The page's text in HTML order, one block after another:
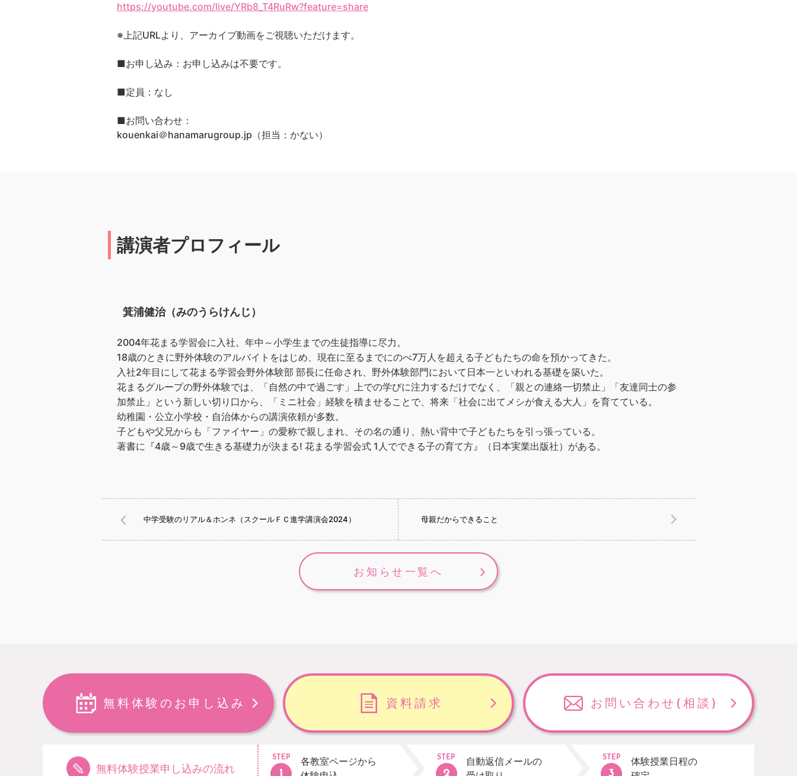
https://youtube.com/live/YRb8_T4RuRw?feature=share
※上記URLより、アーカイブ動画をご視聴いただけます。
■お申し込み：お申し込みは不要です。
■定員：なし
■お問い合わせ：
kouenkai＠hanamarugroup.jp（担当：かない）
講演者プロフィール
箕浦健治（みのうらけんじ）
2004年花まる学習会に入社。年中～小学生までの生徒指導に尽力。
18歳のときに野外体験のアルバイトをはじめ、現在に至るまでにのべ7万人を超える子どもたちの命を預かってきた。
入社2年目にして花まる学習会野外体験部 部長に任命され、野外体験部門において日本一といわれる基礎を築いた。
花まるグループの野外体験では、「自然の中で過ごす」上での学びに注力するだけでなく、「親との連絡一切禁止」「友達同士の参
加禁止」という新しい切り口から、「ミニ社会」経験を積ませることで、将来「社会に出てメシが食える大人」を育てている。
幼稚園・公立小学校・自治体からの講演依頼が多数。
子どもや父兄からも「ファイヤー」の愛称で親しまれ、その名の通り、熱い背中で子どもたちを引っ張っている。
著書に『4歳～9歳で生きる基礎力が決まる! 花まる学習会式 1人でできる子の育て方』（日本実業出版社）がある。
中学受験のリアル＆ホンネ（スクールＦＣ進学講演会2024） 母親だからできること
お知らせ一覧へ
無料体験のお申し込み 資料請求 お問い合わせ (相談)
無料体験授業申し込みの流れ
STEP
各教室ページから
STEP
自動返信メールの
STEP
体験授業日程の